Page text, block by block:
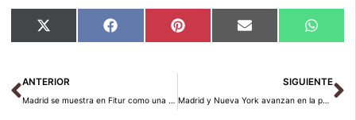
Compartir
en
X
(Twitter)
Compartir
en
Facebook Compartir
en
Pinterest Compartir
en
Email
en
Ant
ANTERIOR
Madrid se muestra en Fitur como una ciudad con identidad y llena de experiencias
SIGUIENTE
Madrid y Nueva York avanzan en la puesta en marcha de un acuerdo de promoción turística